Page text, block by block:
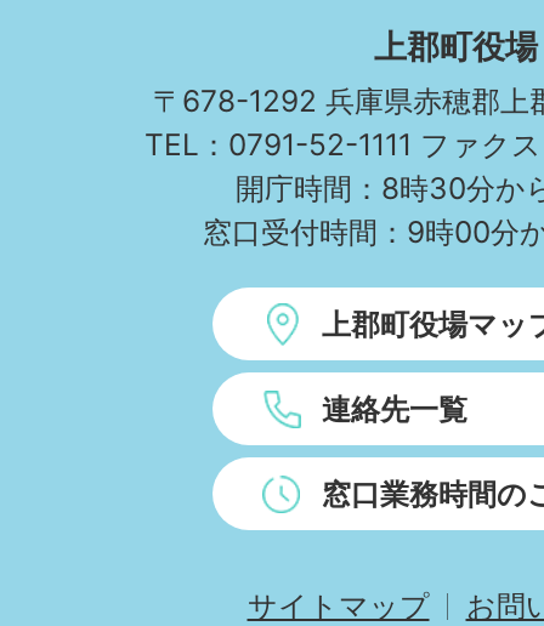
KAMIGORI
TOWN
上郡町役場
〒678-1292 兵庫県赤穂郡上
TEL：0791-52-1111 ファク
開庁時間：8時30分か
窓口受付時間：9時00分
上郡町役場マッ
連絡先一覧
窓口業務時間の
サイトマップ
お問